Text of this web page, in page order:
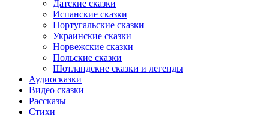
Датские сказки
Испанские сказки
Португальские сказки
Украинские сказки
Норвежские сказки
Польские сказки
Шотландские сказки и легенды
Аудиосказки
Видео сказки
Рассказы
Стихи